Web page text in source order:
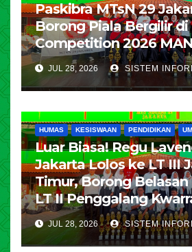
Paskibra MTsN 29
Borong Piala Bergilir di
Competition 2026
JUL 28, 2026 SISTEM
HUMAS KESISWAAN PENDIDIKAN
Luar Biasa! Regu
Jakarta Lolos ke LT III
Timur, Borong Belasan
LT II Penggalang
JUL 28, 2026 SISTEM